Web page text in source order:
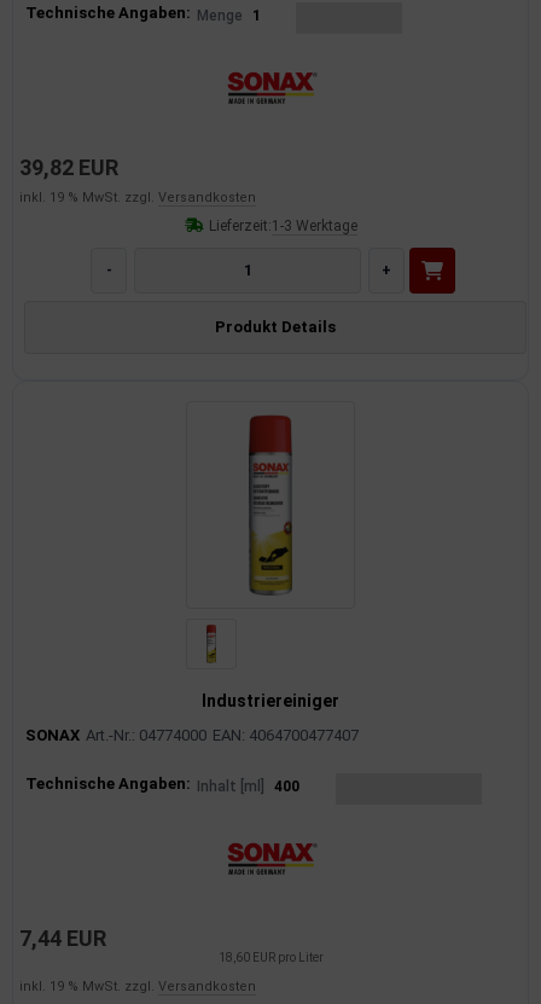
Produktinformationen
Technische Angaben: Menge 1
39,82 EUR
inkl. 19 % MwSt. zzgl. Versandkosten
Lieferzeit:1-3 Werktage
- +
Produkt Details
Industriereiniger
SONAX Art.-Nr.: 04774000 EAN: 4064700477407
Produktinformationen
Technische Angaben: Inhalt [ml] 400
7,44 EUR
18,60 EUR pro Liter
inkl. 19 % MwSt. zzgl. Versandkosten